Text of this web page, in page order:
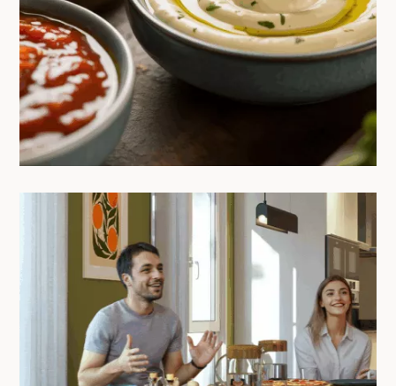
22/06/2025
Coliving vs colocation : comprendre
la vraie différence (et éviter les
pièges)